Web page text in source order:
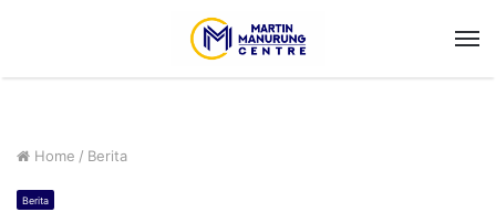
Home / Berita
Berita